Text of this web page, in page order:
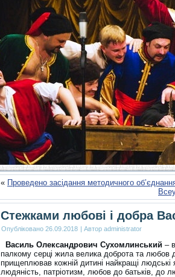
« Проведено засідання методичного
Стежками любові і добра
Опубліковано 26.09.2018 | Автор administrator
Василь Олександрович Сухомлинський –
палкому серці жила велика доброта та любов
прищеплював кожній дитині найкращі людські
людяність, патріотизм, любов до батьків, до